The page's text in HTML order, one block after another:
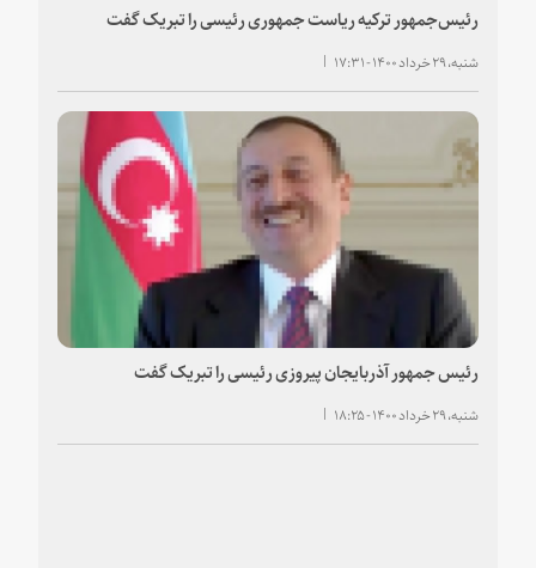
رئیس‌جمهور ترکیه ریاست جمهوری رئیسی را تبریک گفت
شنبه، ۲۹ خرداد ۱۴۰۰ - ۱۷:۳۱
رئیس جمهور آذربایجان پیروزی رئیسی را تبریک گفت
شنبه، ۲۹ خرداد ۱۴۰۰ - ۱۸:۲۵